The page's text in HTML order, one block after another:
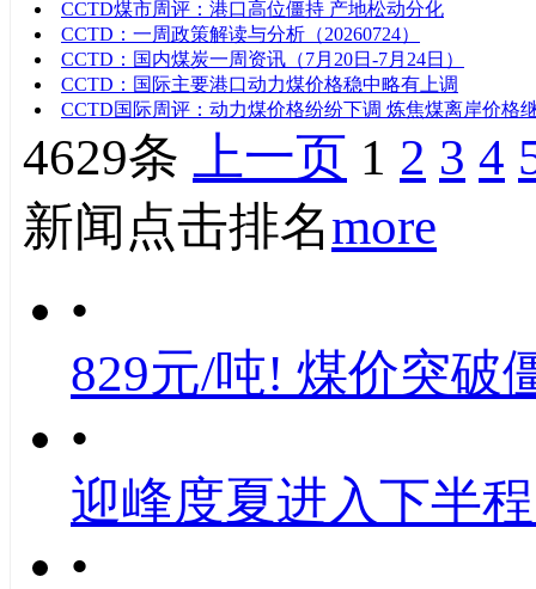
CCTD煤市周评：港口高位僵持 产地松动分化
CCTD：一周政策解读与分析（20260724）
CCTD：国内煤炭一周资讯（7月20日-7月24日）
CCTD：国际主要港口动力煤价格稳中略有上调
CCTD国际周评：动力煤价格纷纷下调 炼焦煤离岸价格
4629条 上一页 1 2 3 4
新闻点击排名more
•
829元/吨! 煤价突破
•
迎峰度夏进入下半
•